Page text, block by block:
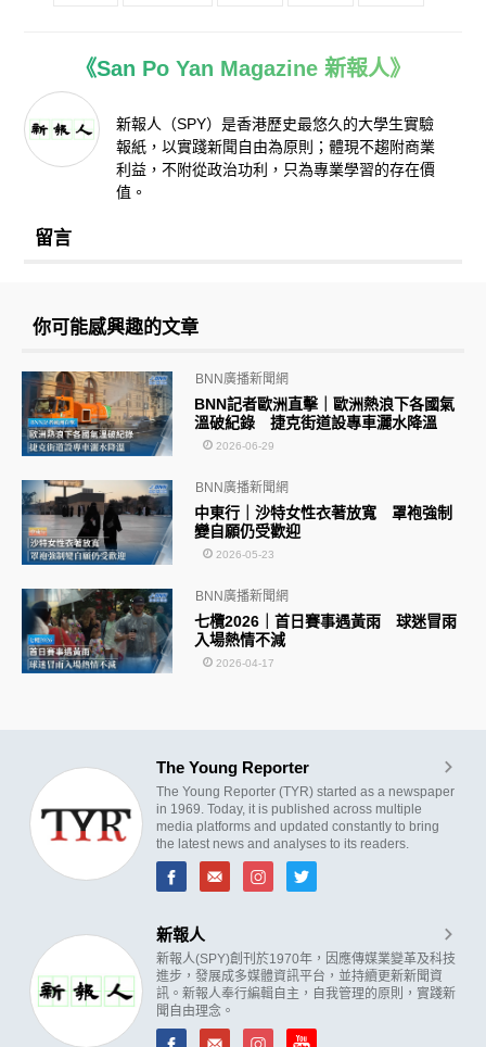
《San Po Yan Magazine 新報人》
新報人（SPY）是香港歷史最悠久的大學生實驗
報紙，以實踐新聞自由為原則；體現不趨附商業
利益，不附從政治功利，只為專業學習的存在價
值。
留言
你可能感興趣的文章
BNN記者歐洲直擊｜歐洲熱浪下各國氣
溫破紀錄 捷克街道設專車灑水降溫
BNN廣播新聞網
2026-06-29
中東行｜沙特女性衣著放寬 罩袍強制
變自願仍受歡迎
BNN廣播新聞網
2026-05-23
七欖2026｜首日賽事遇黃雨 球迷冒雨
入場熱情不減
BNN廣播新聞網
2026-04-17
The Young Reporter
The Young Reporter (TYR) started as a newspaper
in 1969. Today, it is published across multiple
media platforms and updated constantly to bring
the latest news and analyses to its readers.
新報人
新報人(SPY)創刊於1970年，因應傳媒業變革及科技
進步，發展成多媒體資訊平台，並持續更新新聞資
訊。新報人奉行編輯自主，自我管理的原則，實踐新
聞自由理念。